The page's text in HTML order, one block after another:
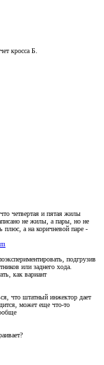
кросса Б.
четвертая и пятая жилы
не жилы, а пары, но не
плюс, а на коричневой паре -
подгрузив
или заднего хода.
как вариант
что штатный инжектор дает
может еще что-то